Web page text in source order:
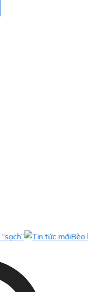
Bèo hoa